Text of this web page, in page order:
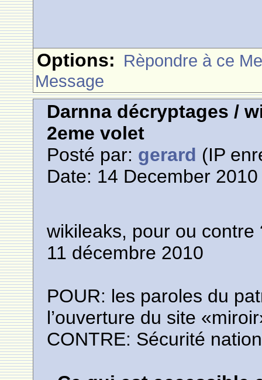
Options: Rèpondre à ce
Message
Darnna décryptages /
2eme volet
Posté par: gerard (IP
Date: 14 December
wikileaks, pour ou contre
11 décembre 2010
POUR: les paroles du
l’ouverture du site
CONTRE: Sécurité